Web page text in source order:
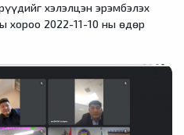
хэлэлцэн эрэмбэлэх
хороо 2022-11-10 ны өдөр